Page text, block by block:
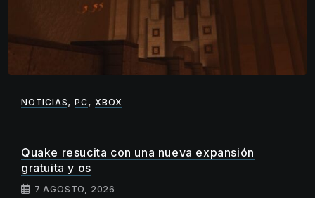
NOTICIAS,PC,XBOX
Quake resucita con una nueva expansión
gratuita y os
7 AGOSTO, 2026